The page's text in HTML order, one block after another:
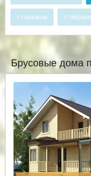
с гаражом с
Брусовые дома